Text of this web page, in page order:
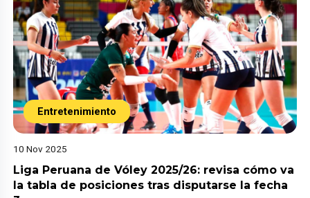
Entretenimiento
10 Nov 2025
Liga Peruana de Vóley 2025/26: revisa cómo va
la tabla de posiciones tras disputarse la fecha